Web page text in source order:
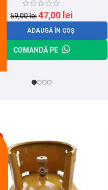
59,00lei47,00 lei
ADAUGĂ ÎN COȘ
COMANDĂ PE